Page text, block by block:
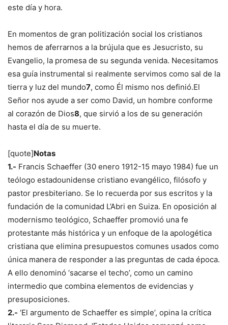
este día y hora.
En momentos de gran politización social los cristianos
hemos de aferrarnos a la brújula que es Jesucristo, su
Evangelio, la promesa de su segunda venida. Necesitamos
esa guía instrumental si realmente servimos como sal de la
tierra y luz del mundo7, como Él mismo nos definió.El
Señor nos ayude a ser como David, un hombre conforme
al corazón de Dios8, que sirvió a los de su generación
hasta el día de su muerte.
[quote]Notas
1.- Francis Schaeffer (30 enero 1912-15 mayo 1984) fue un
teólogo estadounidense cristiano evangélico, filósofo y
pastor presbiteriano. Se lo recuerda por sus escritos y la
fundación de la comunidad L’Abri en Suiza. En oposición al
modernismo teológico, Schaeffer promovió una fe
protestante más histórica y un enfoque de la apologética
cristiana que elimina presupuestos comunes usados como
única manera de responder a las preguntas de cada época.
A ello denominó ‘sacarse el techo’, como un camino
intermedio que combina elementos de evidencias y
presuposiciones.
2.- ‘El argumento de Schaeffer es simple’, opina la crítica